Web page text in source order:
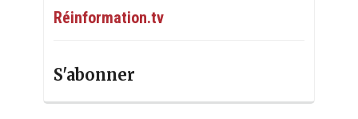
Réinformation.tv
S'abonner